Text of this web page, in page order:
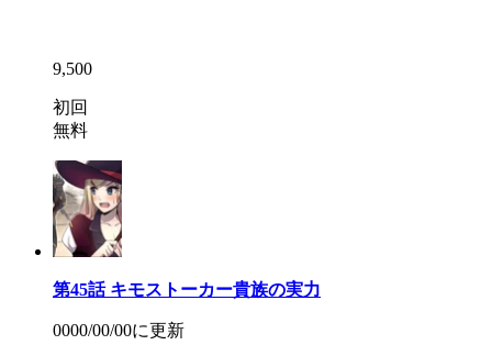
9,500
初回
無料
第45話 キモストーカー貴族の実力
0000/00/00に更新